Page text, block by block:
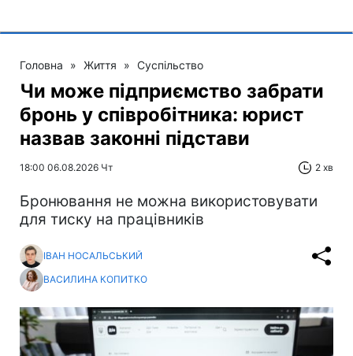
Головна » Життя » Суспільство
Чи може підприємство забрати
бронь у співробітника: юрист
назвав законні підстави
18:00 06.08.2026 Чт 2 хв
Бронювання не можна використовувати
для тиску на працівників
ІВАН НОСАЛЬСЬКИЙ
ВАСИЛИНА КОПИТКО